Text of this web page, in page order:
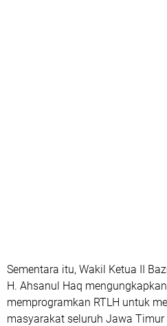
Sementara itu, Wakil Ketua II
H. Ahsanul Haq
memprogramkan RTLH untuk
masyarakat seluruh Jawa